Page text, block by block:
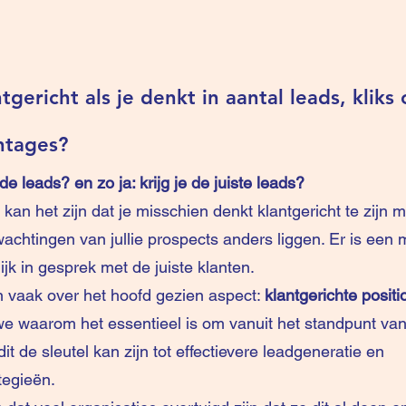
als je denkt in aantal leads, kliks
leads? en zo ja: krijg je de juiste leads?
het zijn dat je misschien denkt klantgericht te zijn
van jullie prospects anders liggen. Er is een
in gesprek met de juiste klanten.
vaak over het hoofd gezien aspect: klantgerichte
waarom het essentieel is om vanuit het standpunt
de sleutel kan zijn tot effectievere leadgeneratie en